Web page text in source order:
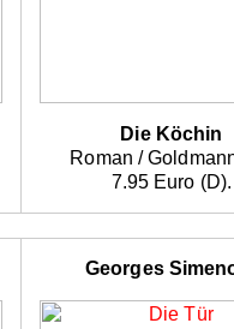
Die Köchin
Roman /
7.95 Euro (D).
Georges